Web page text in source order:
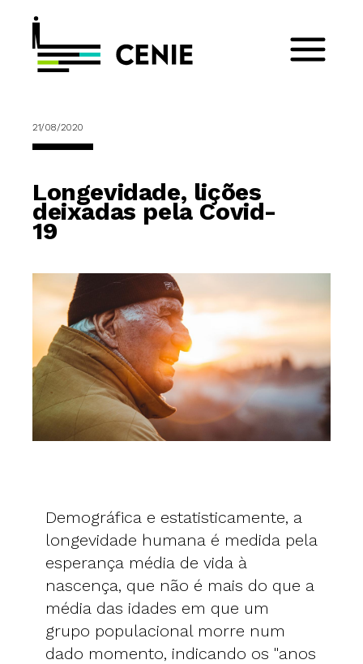
21/08/2020
Longevidade, lições
deixadas pela Covid-
19
Demográfica e estatisticamente, a
longevidade humana é medida pela
esperança média de vida à
nascença, que não é mais do que a
média das idades em que um
grupo populacional morre num
dado momento, indicando os "anos